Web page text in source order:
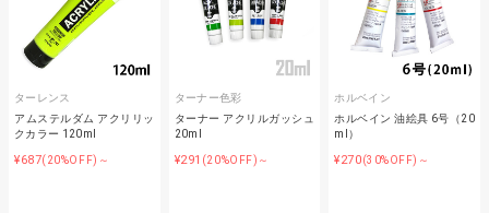
ターレンス
アムステルダム アクリリッ
クカラー 120ml
¥687(20%OFF)～
ターナー色彩
ターナー アクリルガッシュ
20ml
¥291 (20%OFF)～
ホルベイン
ホルベイン 油絵具 6号（20
ml）
¥270(30%OFF)～